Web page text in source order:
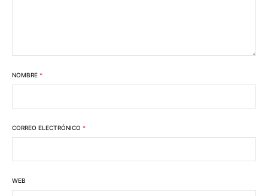
NOMBRE *
CORREO ELECTRÓNICO *
WEB